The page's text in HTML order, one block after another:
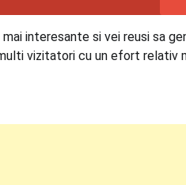
interesante si vei reusi sa
vizitatori cu un efort relativ